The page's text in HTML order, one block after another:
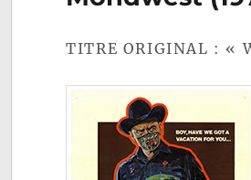
TITRE ORIGINAL : «